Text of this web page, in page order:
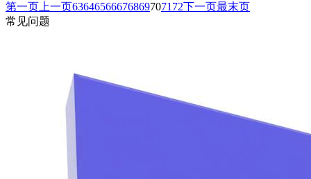
第一页 上一页636465666768697071 72下一页最末页
常见问题